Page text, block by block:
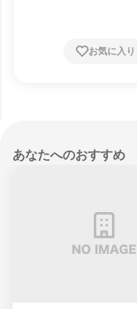
お気に入り
あなたへのおすすめ